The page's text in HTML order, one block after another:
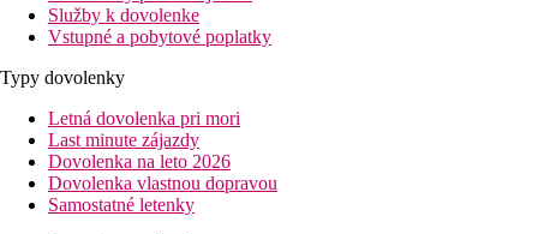
Služby k dovolenke
Vstupné a pobytové poplatky
Typy dovolenky
Letná dovolenka pri mori
Last minute zájazdy
Dovolenka na leto 2026
Dovolenka vlastnou dopravou
Samostatné letenky